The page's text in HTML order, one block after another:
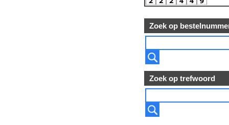
Zoek op
Zoek op trefwoord